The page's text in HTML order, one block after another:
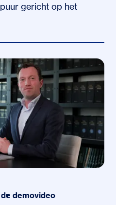
gericht op het
demovideo